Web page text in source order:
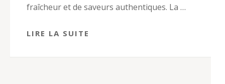
fraîcheur et de saveurs authentiques. La …
LIRE LA SUITE